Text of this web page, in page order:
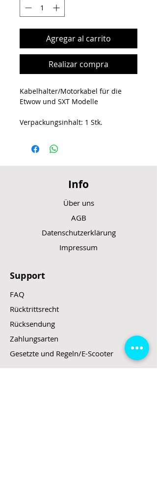
Agregar al carrito
Realizar compra
Kabelhalter/Motorkabel für die
Etwow und SXT Modelle
Verpackungsinhalt: 1 Stk.
Info
Über uns
AGB
Datenschutzerklärung
Impressum
Support
FAQ
Rücktrittsrecht
Rücksendung
Zahlungsarten
Gesetzte und Regeln/E-Scooter